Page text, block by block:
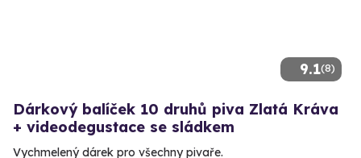
9.1(8)
Dárkový balíček 10 druhů piva Zlatá Kráva
+ videodegustace se sládkem
Vychmelený dárek pro všechny pivaře.